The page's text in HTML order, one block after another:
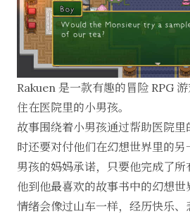
Rakuen 是一款有趣的冒险 RPG
住在医院里的小男孩。
故事围绕着小男孩通过帮助医院
时还要对付他们在幻想世界里的另
男孩的妈妈承诺，只要他完成了
他到他最喜欢的故事书中的幻想
情绪会像过山车一样，经历快乐